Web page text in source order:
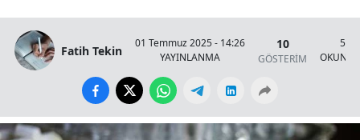
Fatih Tekin
01 Temmuz 2025 - 14:26
YAYINLANMA
10
GÖSTERİM
5